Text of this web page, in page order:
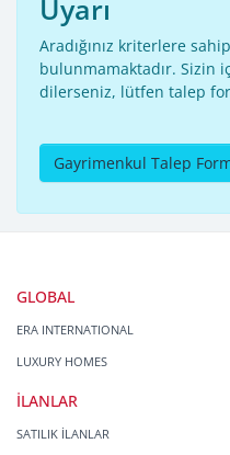
Uyarı
Aradığınız kriterlere
bulunmamaktadır. Sizin
dilerseniz, lütfen talep
Gayrimenkul Talep
GLOBAL
ERA INTERNATIONAL
LUXURY HOMES
İLANLAR
SATILIK İLANLAR